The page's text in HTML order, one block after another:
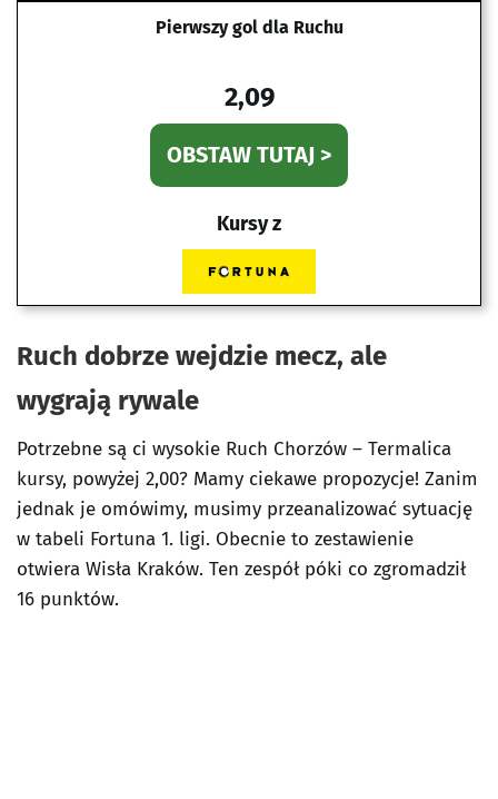
Pierwszy gol dla Ruchu
2,09
OBSTAW TUTAJ >
Kursy z
Ruch dobrze wejdzie mecz, ale
wygrają rywale
Potrzebne są ci wysokie Ruch Chorzów – Termalica
kursy, powyżej 2,00? Mamy ciekawe propozycje! Zanim
jednak je omówimy, musimy przeanalizować sytuację
w tabeli Fortuna 1. ligi. Obecnie to zestawienie
otwiera Wisła Kraków. Ten zespół póki co zgromadził
16 punktów.